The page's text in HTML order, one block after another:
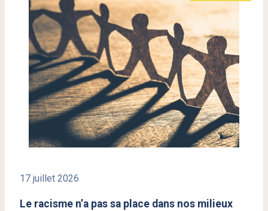
17 juillet 2026
Le racisme n’a pas sa place dans nos milieux